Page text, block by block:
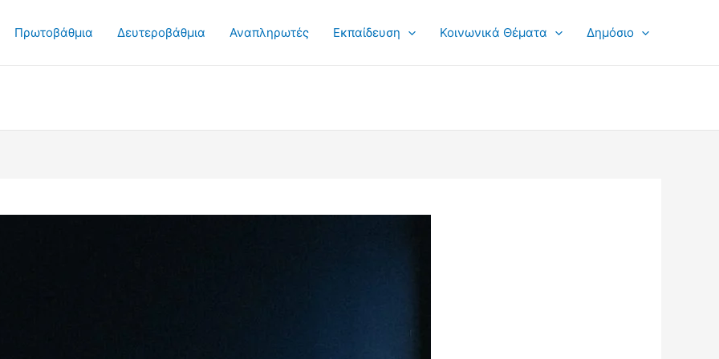
Πρωτοβάθμια Δευτεροβάθμια Αναπληρωτές Εκπαίδευση Κοινωνικά Θέματα Δημόσιο